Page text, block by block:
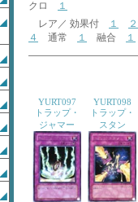
クロ
１
レア／ 効果付
１
２
４
通常 １ 融合 １
YURT097
トラップ・
ジャマー
YURT098
トラップ・
スタン